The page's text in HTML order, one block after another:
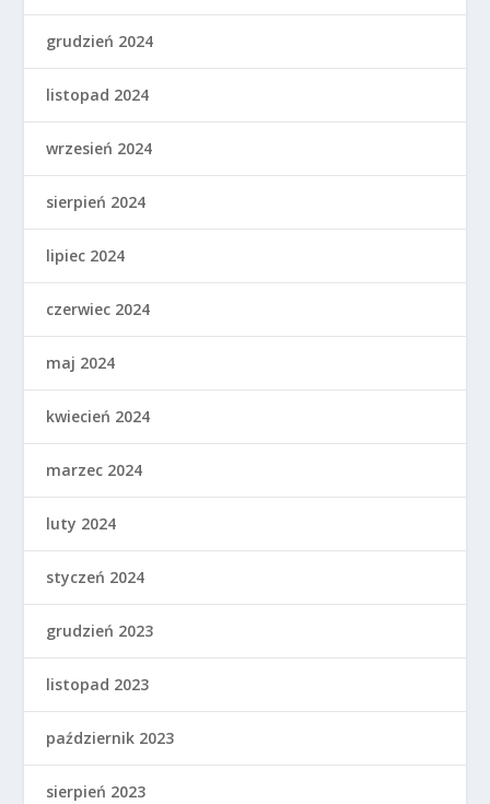
grudzień 2024
listopad 2024
wrzesień 2024
sierpień 2024
lipiec 2024
czerwiec 2024
maj 2024
kwiecień 2024
marzec 2024
luty 2024
styczeń 2024
grudzień 2023
listopad 2023
październik 2023
sierpień 2023